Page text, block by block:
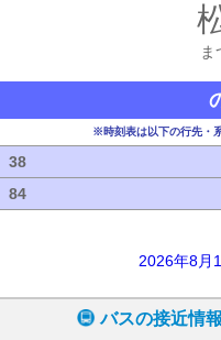
ま
※時刻表は以下の行先・
38
84
2026年8月
バスの接近情報